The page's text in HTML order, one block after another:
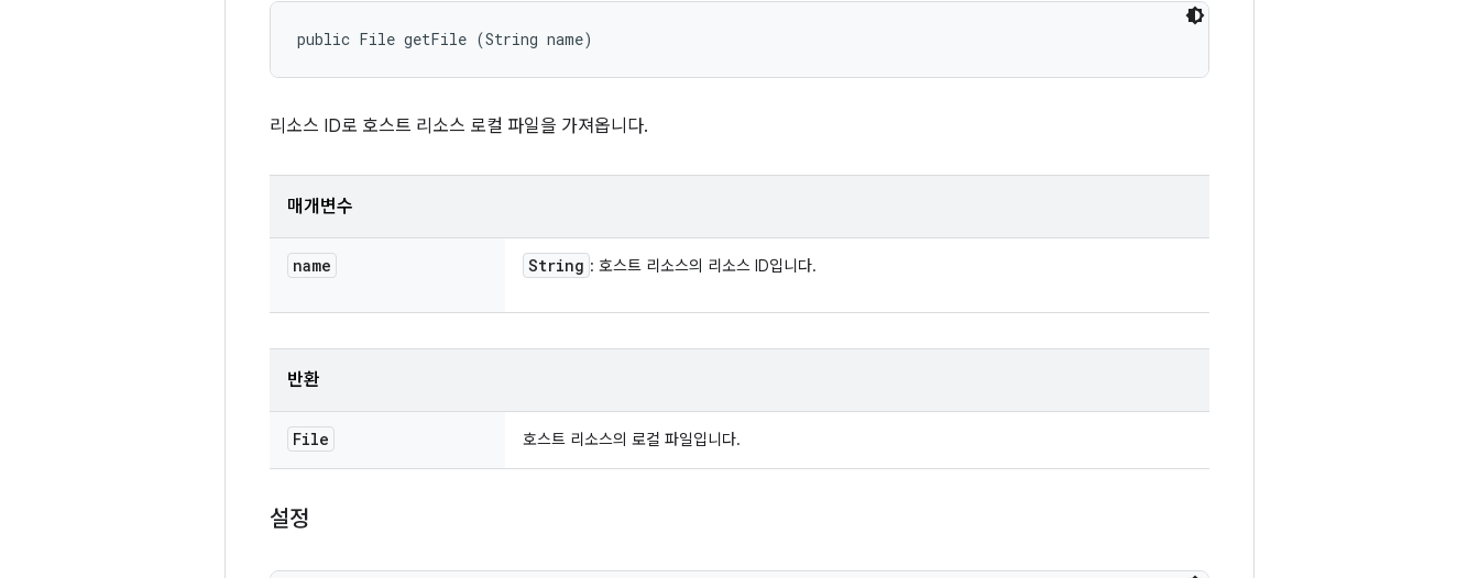
public File getFile (String name)
리소스 ID로 호스트 리소스 로컬 파일을 가져옵니다.
매개변수
name String : 호스트 리소스의 리소스 ID입니다.
반환
File 호스트 리소스의 로컬 파일입니다.
설정